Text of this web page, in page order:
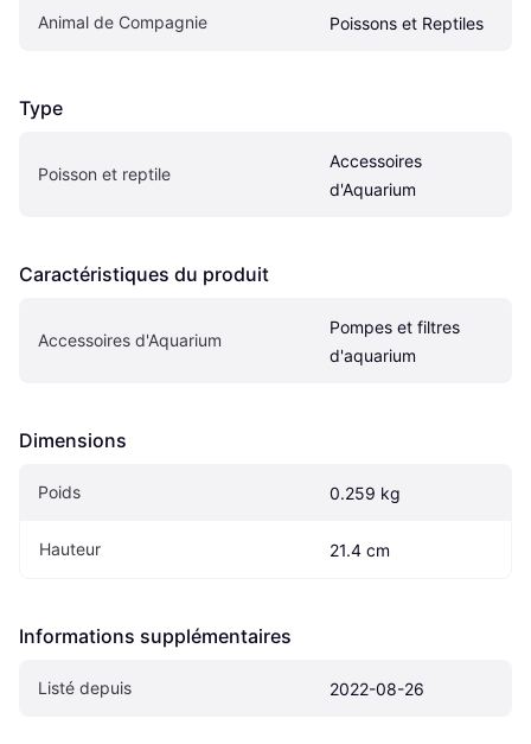
Animal de Compagnie Poissons et Reptiles
Type
Poisson et reptile
Accessoires
d'Aquarium
Caractéristiques du produit
Accessoires d'Aquarium
Pompes et filtres
d'aquarium
Dimensions
Poids 0.259 kg
Hauteur 21.4 cm
Informations supplémentaires
Listé depuis 2022-08-26